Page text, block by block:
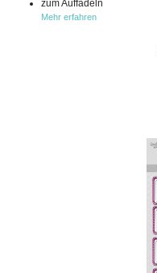
zum Auffädeln
Mehr erfahren